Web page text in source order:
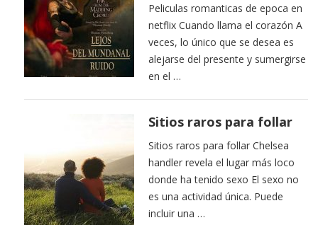
Peliculas romanticas de epoca en
netflix Cuando llama el corazón A
veces, lo único que se desea es
alejarse del presente y sumergirse
en el …
Sitios raros para follar
Sitios raros para follar Chelsea
handler revela el lugar más loco
donde ha tenido sexo El sexo no
es una actividad única. Puede
incluir una …